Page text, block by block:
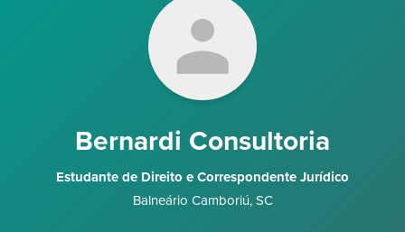
Bernardi Consultoria
Estudante de Direito e Correspondente Jurídico
Balneário Camboriú, SC